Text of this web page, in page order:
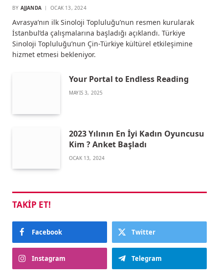
BY AJJANDA OCAK 13, 2024
Avrasya’nın ilk Sinoloji Topluluğu’nun resmen kurularak
İstanbul’da çalışmalarına başladığı açıklandı. Türkiye
Sinoloji Topluluğu’nun Çin-Türkiye kültürel etkileşimine
hizmet etmesi bekleniyor.
Your Portal to Endless Reading
MAYIS 3, 2025
2023 Yılının En İyi Kadın Oyuncusu
Kim ? Anket Başladı
OCAK 13, 2024
TAKIP ET!
Facebook Twitter
Instagram Telegram